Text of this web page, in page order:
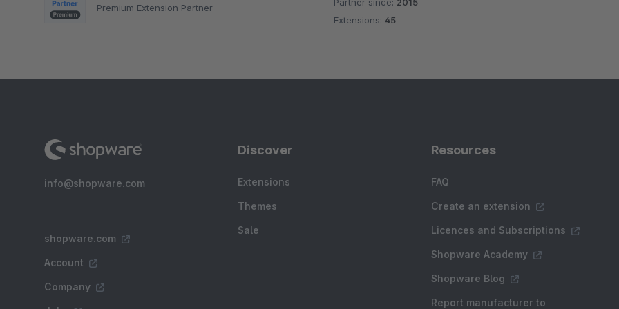
Premium Extension Partner
Average rating of 5 out of 5 stars
Extensions: 45
info@shopware.com
shopware.com
Account
Company
Discover
Extensions
Themes
Sale
Resources
FAQ
Create an extension
Licences and Subscriptions
Shopware Academy
Shopware Blog
Report manufacturer to